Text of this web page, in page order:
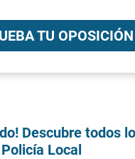
TU OPOSICIÓN
Descubre todos
Local